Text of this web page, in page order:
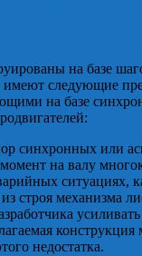
на базе
имеют следующие
на базе
синхронных или
момент на валу
ситуациях,
строя механизма
конструкция
недостатка.